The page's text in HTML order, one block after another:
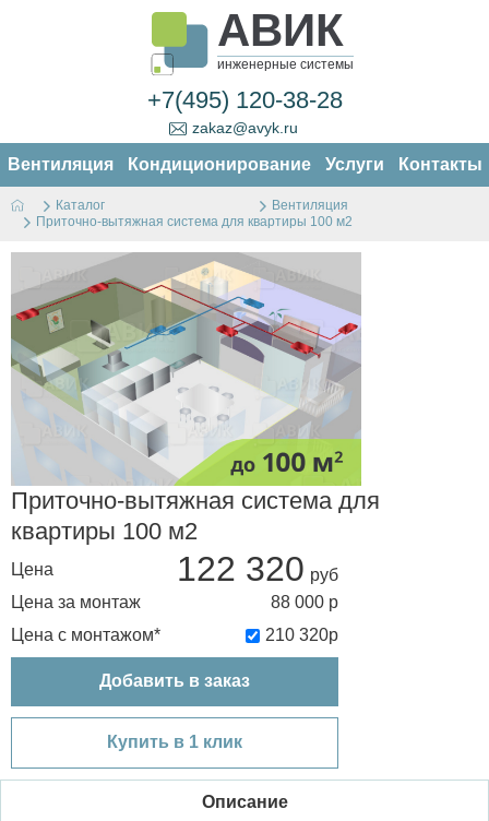
АВИК
инженерные системы
+7(495) 120-38-28
zakaz@avyk.ru
Вентиляция Кондиционирование Услуги Контакты
Каталог
Вентиляция
Приточно-вытяжная система для квартиры 100 м2
Приточно-вытяжная система для
квартиры 100 м2
Цена 122 320
Цена за монтаж 88 000 р
Цена с монтажом*
210 320р
Добавить в заказ
Купить в 1 клик
Описание